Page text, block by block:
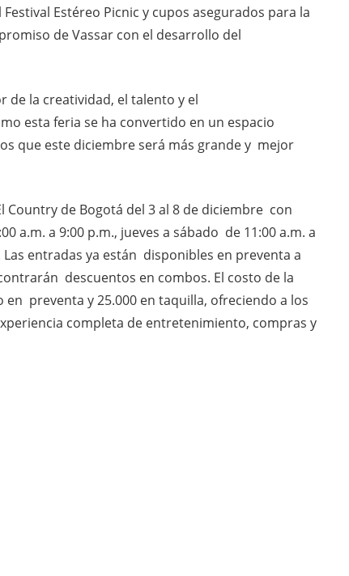
Estéreo Picnic y cupos asegurados para la
de Vassar con el desarrollo del
de la creatividad, el talento y el
esta feria se ha convertido en un espacio
que este diciembre será más grande y mejor
Country de Bogotá del 3 al 8 de diciembre con
a.m. a 9:00 p.m., jueves a sábado de 11:00 a.m. a
Las entradas ya están disponibles en preventa a
descuentos en combos. El costo de la
preventa y 25.000 en taquilla, ofreciendo a los
completa de entretenimiento, compras y